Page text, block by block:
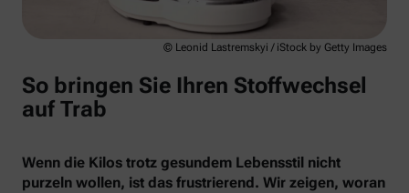
© Leonid Lastremskyi / iStock by Getty Images
So bringen Sie Ihren Stoffwechsel
auf Trab
Wenn die Kilos trotz gesundem Lebensstil nicht
purzeln wollen, ist das frustrierend. Wir zeigen, woran